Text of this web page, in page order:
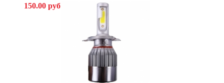
150.00 руб